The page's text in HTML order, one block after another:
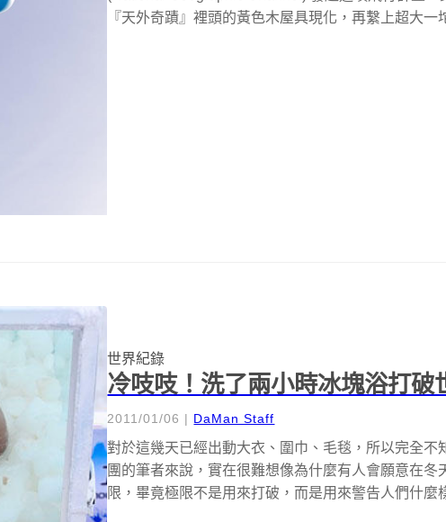
『天外奇蹟』裡頭的黃色木屋具現化，再繫上超大一
世界紀錄
冷吱吱！洗了兩小時冰塊浴打破
2011/01/06 | DaMan Staff
對於這幾天已經出動大衣、圍巾、毛毯，所以完全
團的筆者來說，實在很難想像為什麼有人會願意在
限，畢竟極限不是用來打破，而是用來警告人們什